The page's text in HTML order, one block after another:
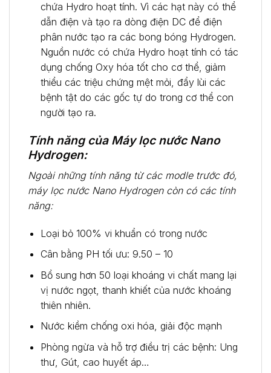
chứa Hydro hoạt tính. Vì các hạt này có thể
dẫn điện và tạo ra dòng điện DC để điện
phân nước tạo ra các bong bóng Hydrogen.
Nguồn nước có chứa Hydro hoạt tính có tác
dụng chống Oxy hóa tốt cho cơ thể, giảm
thiểu các triệu chứng mệt mỏi, đẩy lùi các
bệnh tật do các gốc tự do trong cơ thể con
người tạo ra.
Tính năng của Máy lọc nước Nano
Hydrogen:
Ngoài những tính năng từ các modle trước đó,
máy lọc nước Nano Hydrogen còn có các tính
năng:
Loại bỏ 100% vi khuẩn có trong nước
Cân bằng PH tối ưu: 9.50 – 10
Bổ sung hơn 50 loại khoáng vi chất mang lại
vị nước ngọt, thanh khiết của nước khoáng
thiên nhiên.
Nước kiềm chống oxi hóa, giải độc mạnh
Phòng ngừa và hỗ trợ điều trị các bệnh: Ung
thư, Gút, cao huyết áp…